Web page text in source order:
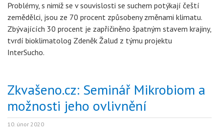
Problémy, s nimiž se v souvislosti se suchem potýkají čeští
zemědělci, jsou ze 70 procent způsobeny změnami klimatu.
Zbývajících 30 procent je zapříčiněno špatným stavem krajiny,
tvrdí bioklimatolog Zdeněk Žalud z týmu projektu
InterSucho.
Zkvašeno.cz: Seminář Mikrobiom a
možnosti jeho ovlivnění
10. únor 2020